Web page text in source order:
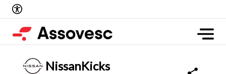
NissanKicks